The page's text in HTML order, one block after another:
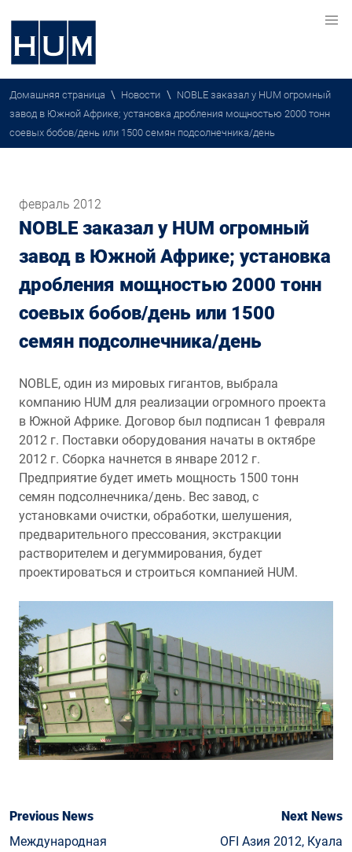
Домашняя страница \ Новости \ NOBLE заказал у HUM огромный
завод в Южной Африке; установка дробления мощностью 2000 тонн
соевых бобов/день или 1500 семян подсолнечника/день
февраль 2012
NOBLE заказал у HUM огромный
завод в Южной Африке; установка
дробления мощностью 2000 тонн
соевых бобов/день или 1500
семян подсолнечника/день
NOBLE, один из мировых гигантов, выбрала
компанию HUM для реализации огромного проекта
в Южной Африке. Договор был подписан 1 февраля
2012 г. Поставки оборудования начаты в октябре
2012 г. Сборка начнется в январе 2012 г.
Предприятие будет иметь мощность 1500 тонн
семян подсолнечника/день. Вес завод, с
установками очистки, обработки, шелушения,
предварительного прессования, экстракции
растворителем и дегуммирования, будет
проектироваться и строиться компанией HUM.
Previous News
Международная
Next News
OFI Азия 2012, Куала